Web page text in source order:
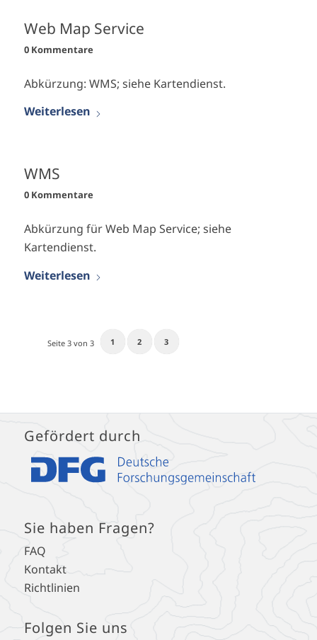
Web Map Service
0 Kommentare
Abkürzung: WMS; siehe Kartendienst.
Weiterlesen
WMS
0 Kommentare
Abkürzung für Web Map Service; siehe
Kartendienst.
Weiterlesen
Seite 3 von 3 1 2 3
Gefördert durch
Sie haben Fragen?
FAQ
Kontakt
Richtlinien
Folgen Sie uns